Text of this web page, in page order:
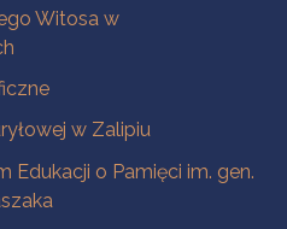
Witosa w
w Zalipiu
Edukacji o Pamięci im. gen.